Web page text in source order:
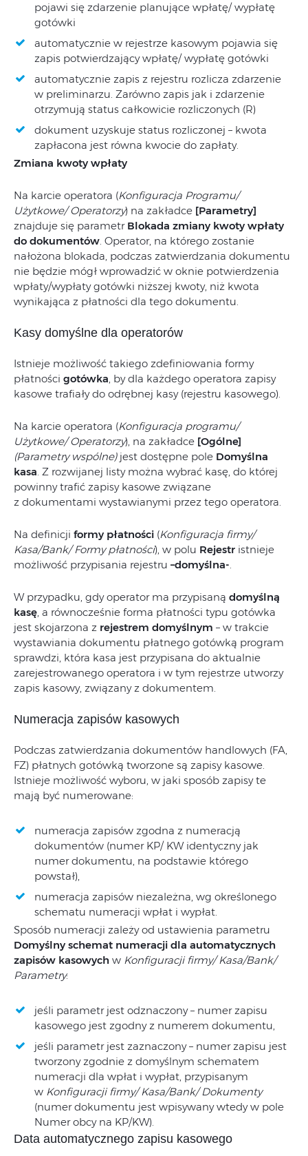
pojawi się zdarzenie planujące wpłatę/ wypłatę
gotówki
automatycznie w rejestrze kasowym pojawia się
zapis potwierdzający wpłatę/ wypłatę gotówki
automatycznie zapis z rejestru rozlicza zdarzenie
w preliminarzu. Zarówno zapis jak i zdarzenie
otrzymują status całkowicie rozliczonych (R)
dokument uzyskuje status rozliczonej – kwota
zapłacona jest równa kwocie do zapłaty.
Zmiana kwoty wpłaty
Na karcie operatora (Konfiguracja Programu/
Użytkowe/ Operatorzy) na zakładce [Parametry]
znajduje się parametr Blokada zmiany kwoty wpłaty
do dokumentów . Operator, na którego zostanie
nałożona blokada, podczas zatwierdzania dokumentu
nie będzie mógł wprowadzić w oknie potwierdzenia
wpłaty/wypłaty gotówki niższej kwoty, niż kwota
wynikająca z płatności dla tego dokumentu.
Kasy domyślne dla operatorów
Istnieje możliwość takiego zdefiniowania formy
płatności gotówka , by dla każdego operatora zapisy
kasowe trafiały do odrębnej kasy (rejestru kasowego).
Na karcie operatora (Konfiguracja programu/
Użytkowe/ Operatorzy), na zakładce [Ogólne]
(Parametry wspólne) jest dostępne pole Domyślna
kasa . Z rozwijanej listy można wybrać kasę, do której
powinny trafić zapisy kasowe związane
z dokumentami wystawianymi przez tego operatora.
Na definicji formy płatności (Konfiguracja firmy/
Kasa/Bank/ Formy płatności), w polu Rejestr istnieje
możliwość przypisania rejestru –domyślna-
W przypadku, gdy operator ma przypisaną domyślną
kasę , a równocześnie forma płatności typu gotówka
jest skojarzona z rejestrem domyślnym – w trakcie
wystawiania dokumentu płatnego gotówką program
sprawdzi, która kasa jest przypisana do aktualnie
zarejestrowanego operatora i w tym rejestrze utworzy
zapis kasowy, związany z dokumentem.
Numeracja zapisów kasowych
Podczas zatwierdzania dokumentów handlowych (FA,
FZ) płatnych gotówką tworzone są zapisy kasowe.
Istnieje możliwość wyboru, w jaki sposób zapisy te
mają być numerowane:
numeracja zapisów zgodna z numeracją
dokumentów (numer KP/ KW identyczny jak
numer dokumentu, na podstawie którego
powstał),
numeracja zapisów niezależna, wg określonego
schematu numeracji wpłat i wypłat.
Sposób numeracji zależy od ustawienia parametru
Domyślny schemat numeracji dla automatycznych
zapisów kasowych w Konfiguracji firmy/ Kasa/Bank/
Parametry:
jeśli parametr jest odznaczony – numer zapisu
kasowego jest zgodny z numerem dokumentu,
jeśli parametr jest zaznaczony – numer zapisu jest
tworzony zgodnie z domyślnym schematem
numeracji dla wpłat i wypłat, przypisanym
w Konfiguracji firmy/ Kasa/Bank/ Dokumenty
(numer dokumentu jest wpisywany wtedy w pole
Numer obcy na KP/KW).
Data automatycznego zapisu kasowego